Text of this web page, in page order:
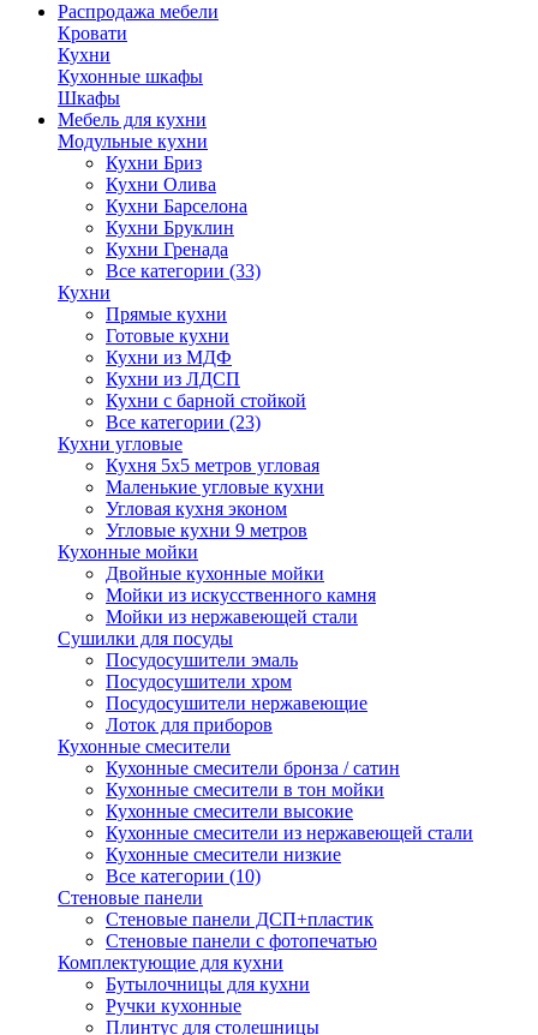
Распродажа мебели
Кровати
Кухни
Кухонные шкафы
Шкафы
Мебель для кухни
Модульные кухни
Кухни Бриз
Кухни Олива
Кухни Барселона
Кухни Бруклин
Кухни Гренада
Все категории (33)
Кухни
Прямые кухни
Готовые кухни
Кухни из МДФ
Кухни из ЛДСП
Кухни с барной стойкой
Все категории (23)
Кухни угловые
Кухня 5х5 метров угловая
Маленькие угловые кухни
Угловая кухня эконом
Угловые кухни 9 метров
Кухонные мойки
Двойные кухонные мойки
Мойки из искусственного камня
Мойки из нержавеющей стали
Сушилки для посуды
Посудосушители эмаль
Посудосушители хром
Посудосушители нержавеющие
Лоток для приборов
Кухонные смесители
Кухонные смесители бронза / сатин
Кухонные смесители в тон мойки
Кухонные смесители высокие
Кухонные смесители из нержавеющей стали
Кухонные смесители низкие
Все категории (10)
Стеновые панели
Стеновые панели ДСП+пластик
Стеновые панели с фотопечатью
Комплектующие для кухни
Бутылочницы для кухни
Ручки кухонные
Плинтус для столешницы